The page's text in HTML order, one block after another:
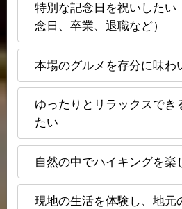
特別な記念日を祝いしたい
念日、卒業、退職など）
本場のグルメを存分に味わ
ゆったりとリラックスでき
たい
自然の中でハイキングを楽
現地の生活を体験し、地元